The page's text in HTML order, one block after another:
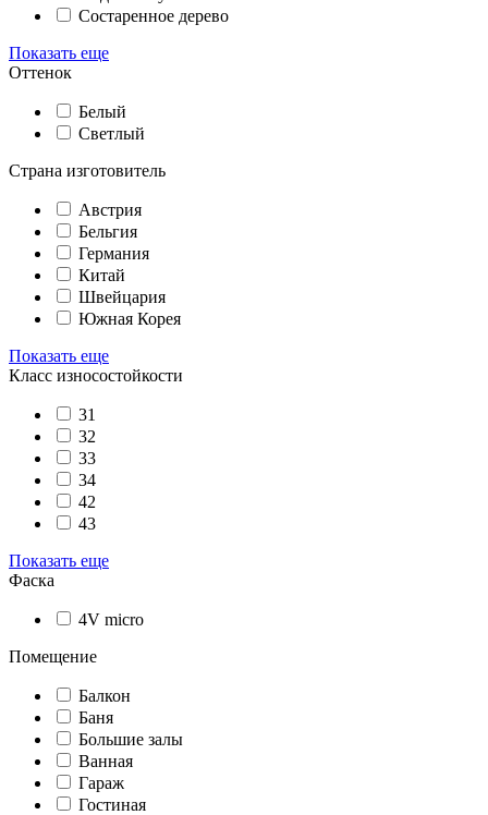
Состаренное дерево
Показать еще
Оттенок
Белый
Светлый
Страна изготовитель
Австрия
Бельгия
Германия
Китай
Швейцария
Южная Корея
Показать еще
Класс износостойкости
31
32
33
34
42
43
Показать еще
Фаска
4V micro
Помещение
Балкон
Баня
Большие залы
Ванная
Гараж
Гостиная